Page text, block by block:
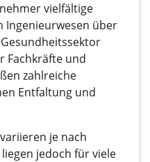
vielfältige
Ingenieurwesen über
Fachkräfte und
zahlreiche
Entfaltung und
je nach
jedoch für viele